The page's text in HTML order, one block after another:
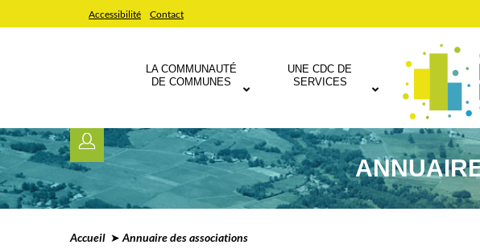
Accessibilité Contact
LA COMMUNAUTÉ
DE COMMUNES
UNE CDC DE
SERVICES
Accueil ➤ Annuaire des associations